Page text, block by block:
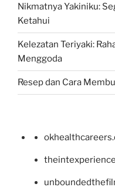
Nikmatnya Yakiniku:
Ketahui
Kelezatan Teriyaki:
Menggoda
Resep dan Cara